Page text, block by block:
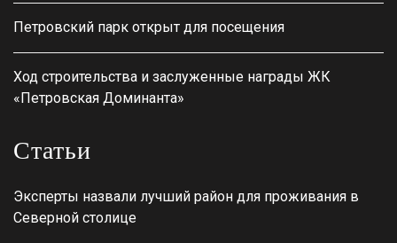
Петровский парк открыт для посещения
Ход строительства и заслуженные награды ЖК
«Петровская Доминанта»
Статьи
Эксперты назвали лучший район для проживания в
Северной столице